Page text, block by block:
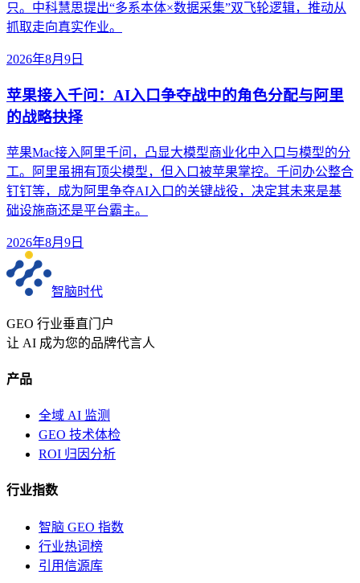
只。中科慧思提出“多系本体×数据采集”双飞轮逻辑，推动从
抓取走向真实作业。
2026年8月9日
苹果接入千问：AI入口争夺战中的角色分配与阿里
的战略抉择
苹果Mac接入阿里千问，凸显大模型商业化中入口与模型的分
工。阿里虽拥有顶尖模型，但入口被苹果掌控。千问办公整合
钉钉等，成为阿里争夺AI入口的关键战役，决定其未来是基
础设施商还是平台霸主。
2026年8月9日
智脑时代
GEO 行业垂直门户
让 AI 成为您的品牌代言人
产品
全域 AI 监测
GEO 技术体检
ROI 归因分析
行业指数
智脑 GEO 指数
行业热词榜
引用信源库